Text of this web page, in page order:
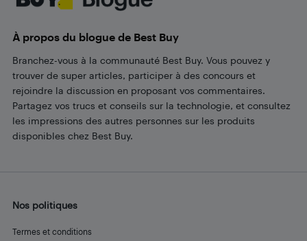
À propos du blogue de Best Buy
Branchez-vous à la communauté Best Buy. Vous pouvez y
trouver de super articles, participer à des concours et
rejoindre la discussion en proposant vos commentaires.
Partagez vos trucs et conseils sur la technologie, et consultez
les impressions des autres personnes sur les produits
disponibles chez Best Buy.
Nos politiques
Termes et conditions